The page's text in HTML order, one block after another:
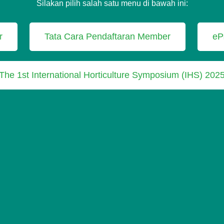
Silakan pilih salah satu menu di bawah ini:
Tata Cara Pendaftaran Member
1st International Horticulture Symposium (IHS)